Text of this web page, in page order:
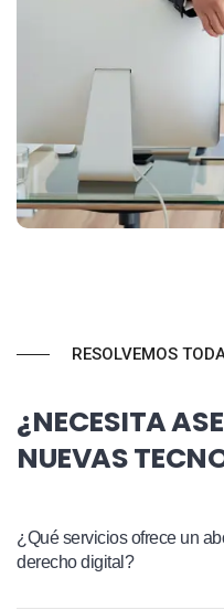
RESOLVEMOS
¿NECESITA
NUEVAS
¿Qué servicios ofrece un
derecho digital?